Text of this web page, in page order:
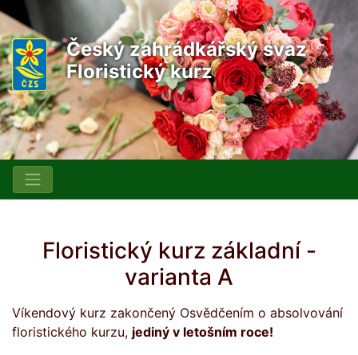
Český zahrádkářský svaz
Floristický kurz
Floristický kurz základní -
varianta A
Víkendový kurz zakončený Osvědčením o absolvování
floristického kurzu, jediný v letošním roce!